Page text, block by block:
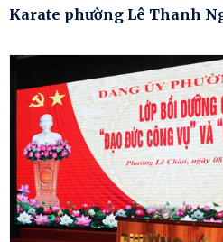
Karate phường Lê Thanh